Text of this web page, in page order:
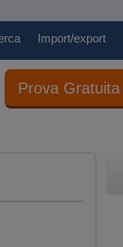
Import/export
Prova Gratuita